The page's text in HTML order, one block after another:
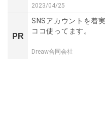
2023/04/25
PR
SNSアカウントを着
ココ使ってます。
Dreaw合同会社